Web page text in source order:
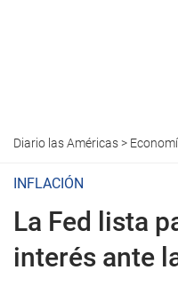
Diario las Américas>
INFLACIÓN
La Fed lista
interés ante